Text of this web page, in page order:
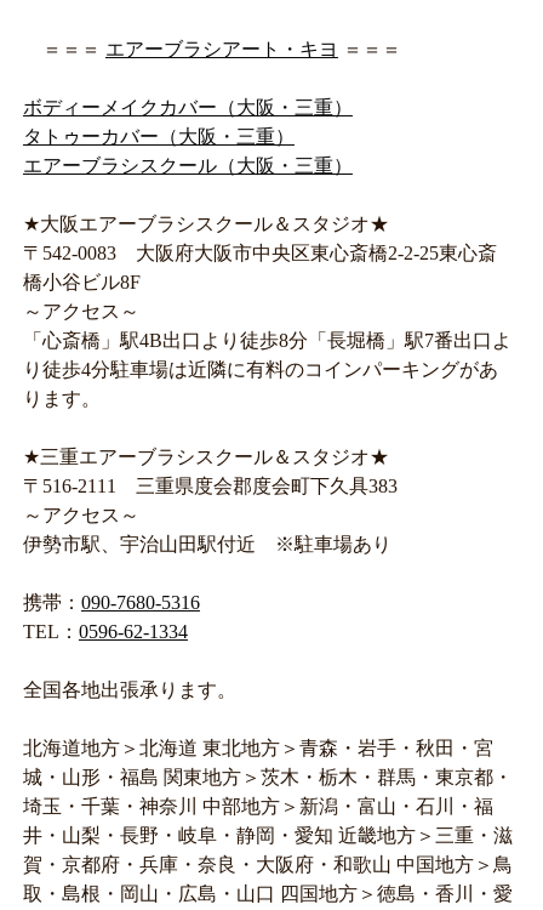
＝＝＝ エアーブラシアート・キヨ ＝＝＝
ボディーメイクカバー（大阪・三重）
タトゥーカバー（大阪・三重）
エアーブラシスクール（大阪・三重）
★大阪エアーブラシスクール＆スタジオ★
〒542-0083 大阪府大阪市中央区東心斎橋2-2-25東心斎
橋小谷ビル8F
～アクセス～
「心斎橋」駅4B出口より徒歩8分「長堀橋」駅7番出口よ
り徒歩4分駐車場は近隣に有料のコインパーキングがあ
ります。
★三重エアーブラシスクール＆スタジオ★
〒516-2111 三重県度会郡度会町下久具383
～アクセス～
伊勢市駅、宇治山田駅付近 ※駐車場あり
携帯： 090-7680-5316
TEL： 0596-62-1334
全国各地出張承ります。
北海道地方＞北海道 東北地方＞青森・岩手・秋田・宮
城・山形・福島 関東地方＞茨木・栃木・群馬・東京都・
埼玉・千葉・神奈川 中部地方＞新潟・富山・石川・福
井・山梨・長野・岐阜・静岡・愛知 近畿地方＞三重・滋
賀・京都府・兵庫・奈良・大阪府・和歌山 中国地方＞鳥
取・島根・岡山・広島・山口 四国地方＞徳島・香川・愛